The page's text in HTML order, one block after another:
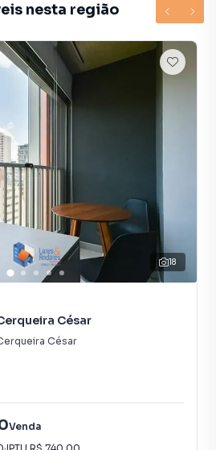
nesta região
18
César
César
Venda
·IPTU R$ 740,00